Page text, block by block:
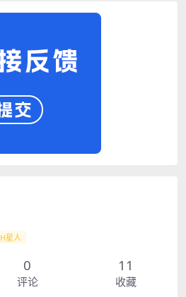
星人
0
评论
11
收藏